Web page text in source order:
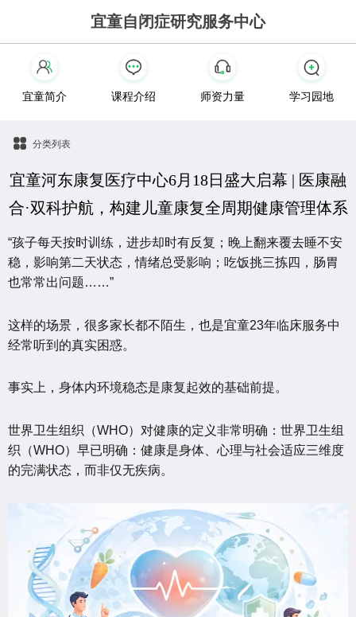
宜童自闭症研究服务中心
宜童简介 课程介绍 师资力量 学习园地
分类列表
宜童河东康复医疗中心6月18日盛大启幕 | 医康融
合·双科护航，构建儿童康复全周期健康管理体系
“孩子每天按时训练，进步却时有反复；晚上翻来覆去睡不安
稳，影响第二天状态，情绪总受影响；吃饭挑三拣四，肠胃
也常常出问题……”
这样的场景，很多家长都不陌生，也是宜童23年临床服务中
经常听到的真实困惑。
事实上，身体内环境稳态是康复起效的基础前提。
世界卫生组织（WHO）对健康的定义非常明确：世界卫生组
织（WHO）早已明确：健康是身体、心理与社会适应三维度
的完满状态，而非仅无疾病。